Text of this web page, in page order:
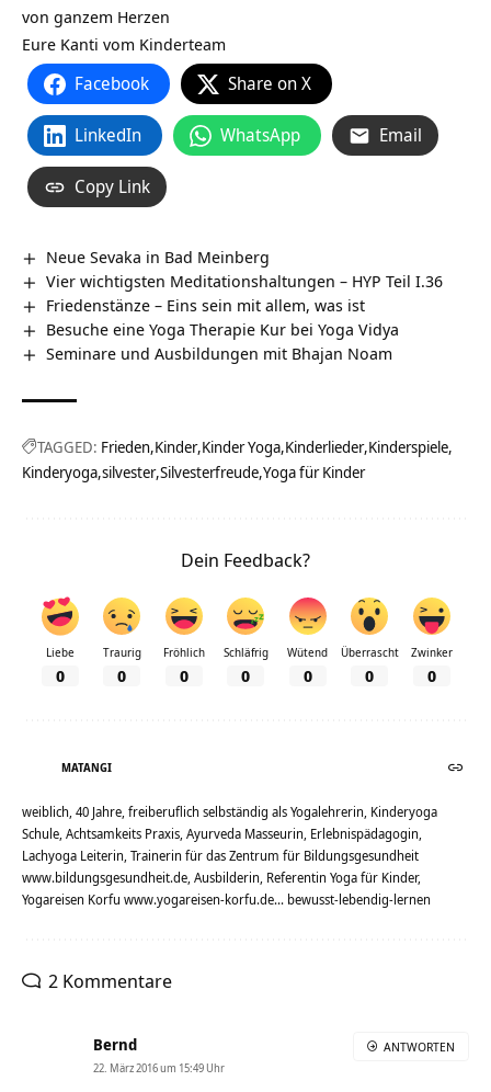
von ganzem Herzen
Eure Kanti vom Kinderteam
Facebook Share on X
LinkedIn WhatsApp Email
Copy Link
Neue Sevaka in Bad Meinberg
Vier wichtigsten Meditationshaltungen – HYP Teil I.36
Friedenstänze – Eins sein mit allem, was ist
Besuche eine Yoga Therapie Kur bei Yoga Vidya
Seminare und Ausbildungen mit Bhajan Noam
TAGGED: Frieden Kinder Kinder Yoga Kinderlieder Kinderspiele
Kinderyoga silvester Silvesterfreude Yoga für Kinder
Dein Feedback?
Liebe
0
Traurig
0
Fröhlich
0
Schläfrig
0
Wütend
0
Überrascht
0
Zwinker
0
MATANGI
weiblich, 40 Jahre, freiberuflich selbständig als Yogalehrerin, Kinderyoga
Schule, Achtsamkeits Praxis, Ayurveda Masseurin, Erlebnispädagogin,
Lachyoga Leiterin, Trainerin für das Zentrum für Bildungsgesundheit
www.bildungsgesundheit.de, Ausbilderin, Referentin Yoga für Kinder,
Yogareisen Korfu www.yogareisen-korfu.de... bewusst-lebendig-lernen
2 Kommentare
Bernd
22. März 2016 um 15:49 Uhr
ANTWORTEN